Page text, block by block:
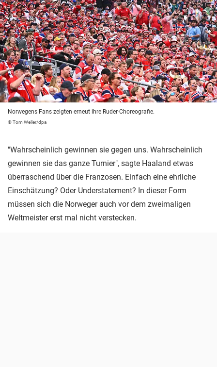
Norwegens Fans zeigten erneut ihre Ruder-Choreografie.
© Tom Weller/dpa
"Wahrscheinlich gewinnen sie gegen uns. Wahrscheinlich
gewinnen sie das ganze Turnier", sagte Haaland etwas
überraschend über die Franzosen. Einfach eine ehrliche
Einschätzung? Oder Understatement? In dieser Form
müssen sich die Norweger auch vor dem zweimaligen
Weltmeister erst mal nicht verstecken.